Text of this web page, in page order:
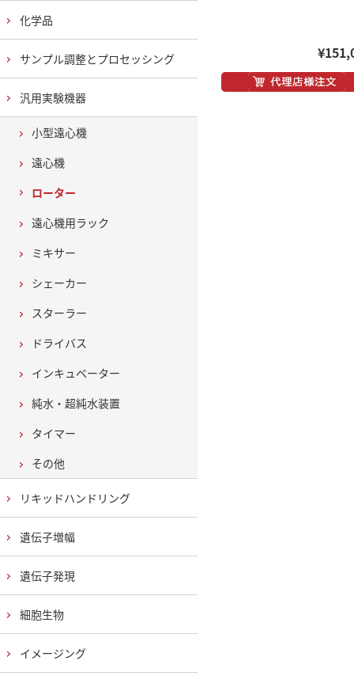
化学品
サンプル調整とプロセッシング
汎用実験機器
小型遠心機
遠心機
ローター
遠心機用ラック
ミキサー
シェーカー
スターラー
ドライバス
インキュベーター
純水・超純水装置
タイマー
その他
リキッドハンドリング
遺伝子増幅
遺伝子発現
細胞生物
イメージング